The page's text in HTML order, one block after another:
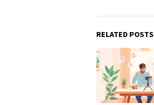
RELATED POSTS